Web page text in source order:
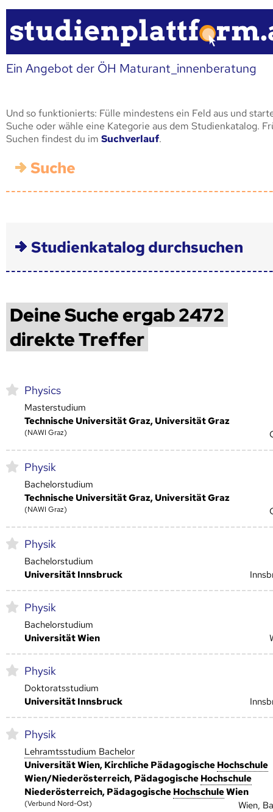
Ein Angebot der ÖH Maturant_innenberatung
Und so funktionierts: Fülle mindestens ein Feld aus und
Suche oder wähle eine Kategorie aus dem Studienkatalog.
Suchen findest du im Suchverlauf.
Suche
Studienkatalog durchsuchen
Deine Suche ergab 2472
direkte Treffer
Physics
Masterstudium
Technische Universität Graz, Universität Graz
(NAWI Graz)
Physik
Bachelorstudium
Technische Universität Graz, Universität Graz
(NAWI Graz)
Physik
Bachelorstudium
Universität Innsbruck
Physik
Bachelorstudium
Universität Wien
Physik
Doktoratsstudium
Universität Innsbruck
Physik
Lehramtsstudium Bachelor
Universität Wien, Kirchliche Pädagogische Hoch­schule
Wien/Niederösterreich, Pädagogische Hoch­schule
Niederösterreich, Pädagogische Hoch­schuleWien
(Verbund Nord-Ost) Wien,